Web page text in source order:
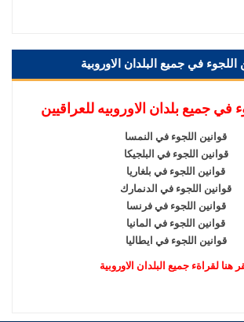
اللجوء في جميع البلدان الاوروبية
في جميع بلدان الاوروبيه للعراقيين
قوانين اللجوء في النمسا
قوانين اللجوء في البلجيكا
قوانين اللجوء في بلغاريا
قوانين اللجوء في الدنمارك
قوانين اللجوء في فرنسا
قوانين اللجوء في المانيا
قوانين اللجوء في ايطاليا
هنا لقراةء جميع البلدان الاوروبية